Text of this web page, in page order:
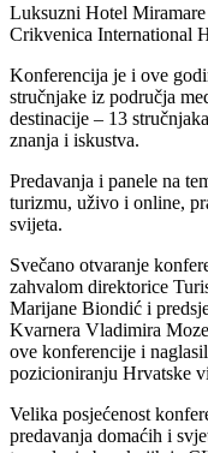
Luksuzni Hotel
Crikvenica International
Konferencija je i ove
stručnjake iz područja
destinacije – 13
znanja i iskustva.
Predavanja i panele na
turizmu, uživo i online,
svijeta.
Svečano otvaranje
zahvalom direktorice
Marijane Biondić i
Kvarnera Vladimira
ove konferencije i
pozicioniranju Hrvatske
Velika posjećenost
predavanja domaćih i